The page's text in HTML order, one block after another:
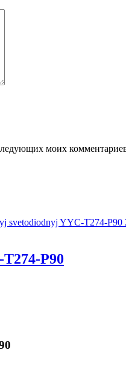
моих
P90